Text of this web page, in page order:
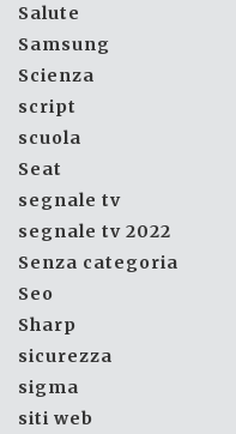
Salute
Samsung
Scienza
script
scuola
Seat
segnale tv
segnale tv 2022
Senza categoria
Seo
Sharp
sicurezza
sigma
siti web